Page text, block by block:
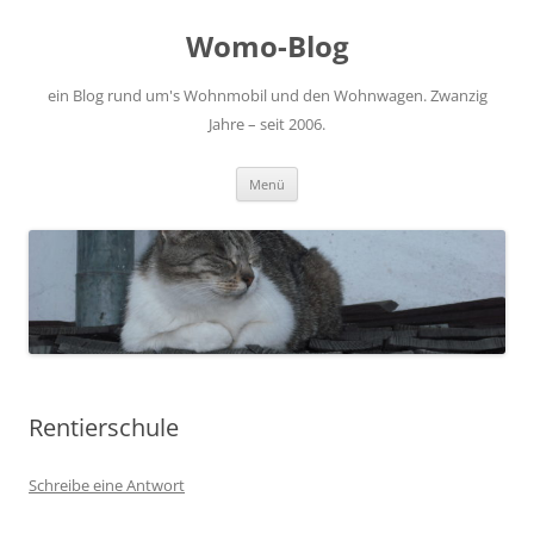
Womo-Blog
ein Blog rund um's Wohnmobil und den Wohnwagen. Zwanzig
Jahre – seit 2006.
Menü
Rentierschule
Schreibe eine Antwort